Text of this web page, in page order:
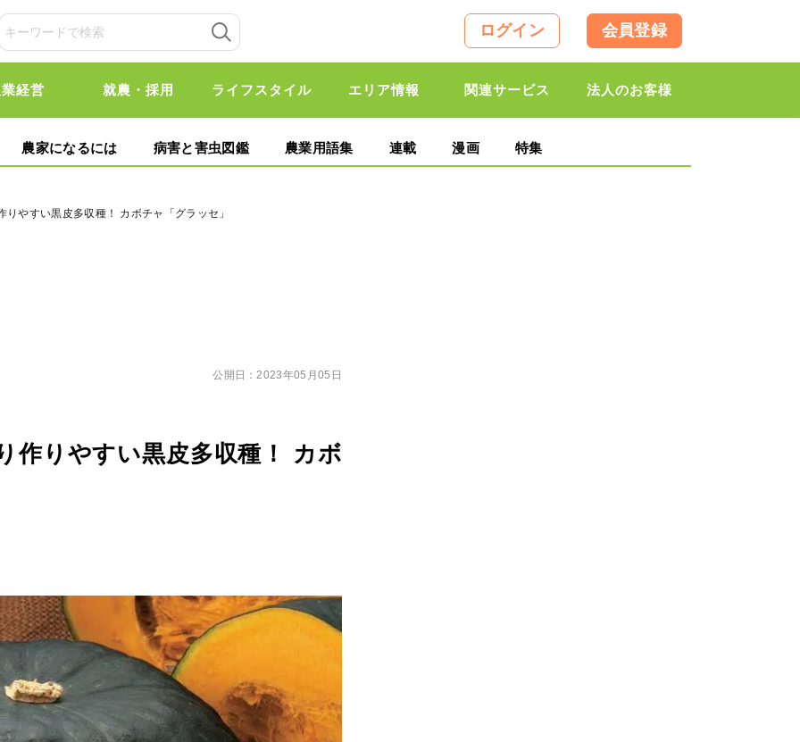
ログイン 会員登録
経営 就農・採用 ライフスタイル エリア情報 関連サービス 法人のお客様
農家になるには 病害と害虫図鑑 農業用語集 連載 漫画 特集
やすい黒皮多収種！ カボチャ「グラッセ」
作りやすい黒皮多収種！ カボ
公開日：2023年05月05日